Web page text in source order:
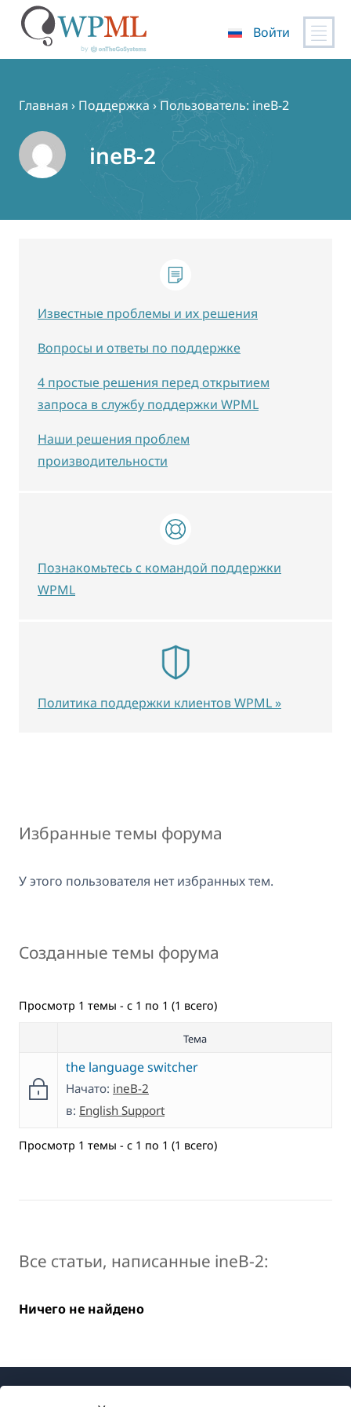
содержимому
Войти
Главная › Поддержка › Пользователь: ineB-2
ineB-2
Избранные темы форума
У этого пользователя нет избранных тем.
Созданные темы форума
Просмотр 1 темы - с 1 по 1 (1 всего)
Тема
the language switcher
Начато: ineB-2
в: English Support
Просмотр 1 темы - с 1 по 1 (1 всего)
Все статьи, написанные ineB-2:
Ничего не найдено
Известные проблемы и их решения
Вопросы и ответы по поддержке
4 простые решения перед открытием
запроса в службу поддержки WPML
Наши решения проблем
производительности
Познакомьтесь с командой поддержки
WPML
Политика поддержки клиентов WPML »